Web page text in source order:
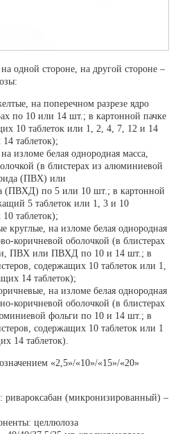
одной стороне, на другой стороне –
на поперечном разрезе ядро
по 10 или 14 шт.; в картонной пачке
10 таблеток или 1, 2, 4, 7, 12 и 14
таблеток);
изломе белая однородная масса,
(в блистерах из алюминиевой
(ПВХ) или
(ПВХД) по 5 или 10 шт.; в картонной
5 таблеток или 1, 3 и 10
таблеток);
круглые, на изломе белая однородная
коричневой оболочкой (в блистерах
ПВХ или ПВХД по 10 и 14 шт.; в
содержащих 10 таблеток или 1,
14 таблеток);
на изломе белая однородная
коричневой оболочкой (в блистерах
фольги по 10 и 14 шт.; в
содержащих 10 таблеток или 1
14 таблеток).
«2,5»/«10»/«15»/«20»
ривароксабан (микронизированный) –
целлюлоза